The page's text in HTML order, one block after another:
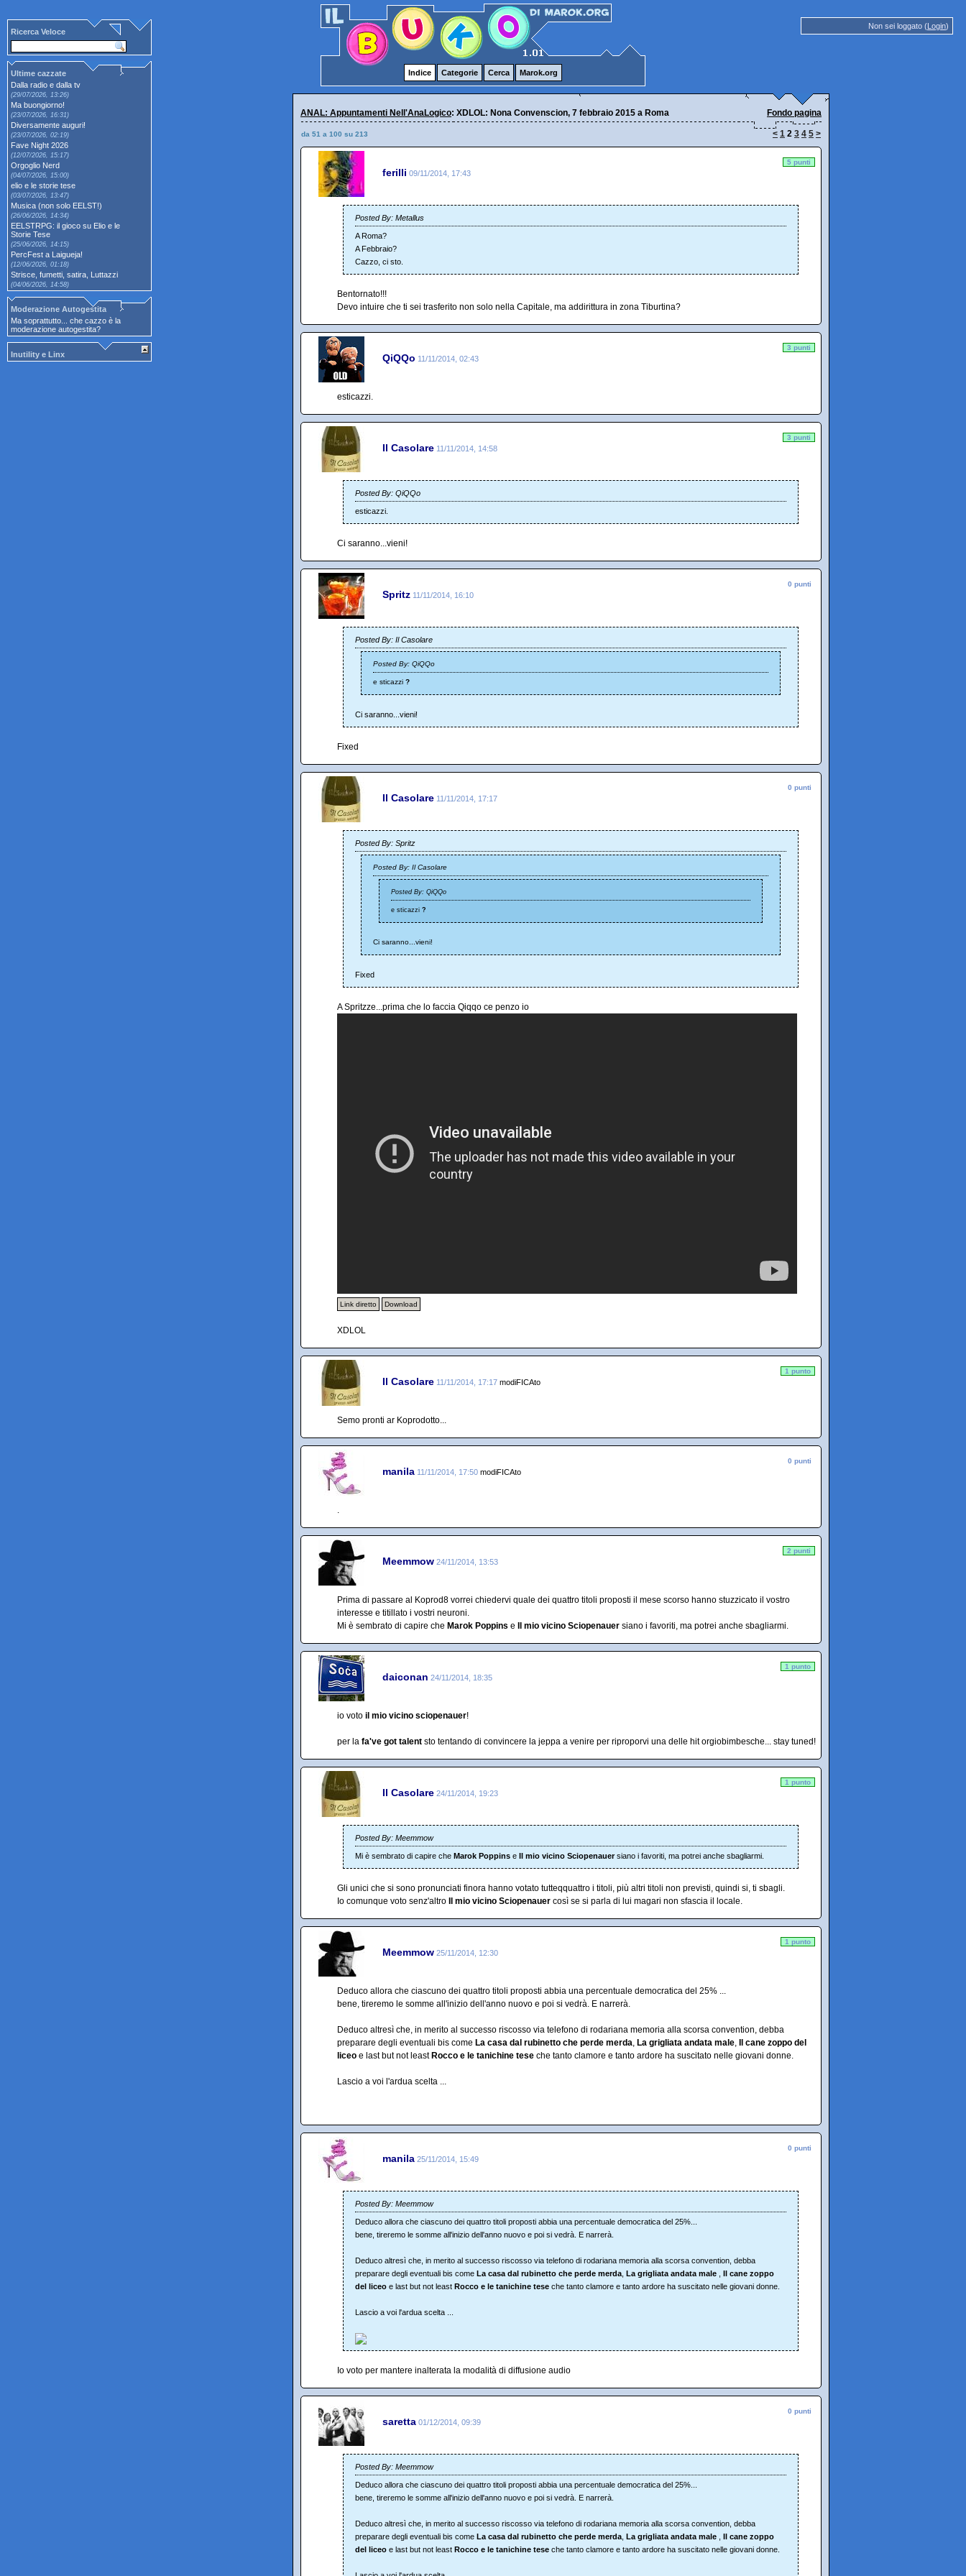
Non sei loggato (Login)
Indice Categorie Cerca Marok.org
Ricerca Veloce
Ultime cazzate
Dalla radio e dalla tv
(29/07/2026, 13:26)
Ma buongiorno!
(23/07/2026, 16:31)
Diversamente auguri!
(23/07/2026, 02:19)
Fave Night 2026
(12/07/2026, 15:17)
Orgoglio Nerd
(04/07/2026, 15:00)
elio e le storie tese
(03/07/2026, 13:47)
Musica (non solo EELST!)
(26/06/2026, 14:34)
EELSTRPG: il gioco su Elio e le
Storie Tese
(25/06/2026, 14:15)
PercFest a Laigueja!
(12/06/2026, 01:18)
Strisce, fumetti, satira, Luttazzi
(04/06/2026, 14:58)
Moderazione Autogestita
Ma soprattutto... che cazzo è la
moderazione autogestita?
Inutility e Linx
ANAL: Appuntamenti Nell'AnaLogico: XDLOL: Nona Convenscion, 7 febbraio 2015 a Roma Fondo pagina
da 51 a 100 su 213 < 1 2 3 4 5 >
ferilli 09/11/2014, 17:43
5 punti
Posted By: Metallus
A Roma?
A Febbraio?
Cazzo, ci sto.
Bentornato!!!
Devo intuire che ti sei trasferito non solo nella Capitale, ma addirittura in zona Tiburtina?
QiQQo 11/11/2014, 02:43
3 punti
esticazzi.
Il Casolare 11/11/2014, 14:58
3 punti
Posted By: QiQQo
esticazzi.
Ci saranno...vieni!
Spritz 11/11/2014, 16:10
0 punti
Posted By: Il Casolare
Posted By: QiQQo
e sticazzi ?
Ci saranno...vieni!
Fixed
Il Casolare 11/11/2014, 17:17
0 punti
Posted By: Spritz
Posted By: Il Casolare
Posted By: QiQQo
e sticazzi ?
Ci saranno...vieni!
Fixed
A Spritzze...prima che lo faccia Qiqqo ce penzo io
Link diretto Download
XDLOL
Il Casolare 11/11/2014, 17:17 modiFICAto
1 punto
Semo pronti ar Koprodotto...
manila 11/11/2014, 17:50 modiFICAto
0 punti
.
Meemmow 24/11/2014, 13:53
2 punti
Prima di passare al Koprod8 vorrei chiedervi quale dei quattro titoli proposti il mese scorso hanno stuzzicato il vostro
interesse e titillato i vostri neuroni.
Mi è sembrato di capire che Marok Poppins e Il mio vicino Sciopenauer siano i favoriti, ma potrei anche sbagliarmi.
daiconan 24/11/2014, 18:35
1 punto
io voto il mio vicino sciopenauer!
per la fa've got talent sto tentando di convincere la jeppa a venire per riproporvi una delle hit orgiobimbesche... stay tuned!
Il Casolare 24/11/2014, 19:23
1 punto
Posted By: Meemmow
Mi è sembrato di capire che Marok Poppins e Il mio vicino Sciopenauersiano i favoriti, ma potrei anche sbagliarmi.
Gli unici che si sono pronunciati finora hanno votato tutteqquattro i titoli, più altri titoli non previsti, quindi si, ti sbagli.
Io comunque voto senz'altro
Il mio vicino Sciopenauer così se si parla di lui magari non sfascia il locale.
Meemmow 25/11/2014, 12:30
1 punto
Deduco allora che ciascuno dei quattro titoli proposti abbia una percentuale democratica del 25% ...
bene, tireremo le somme all'inizio dell'anno nuovo e poi si vedrà. E narrerà.
Deduco altresì che, in merito al successo riscosso via telefono di rodariana memoria alla scorsa convention, debba
preparare degli eventuali bis come La casa dal rubinetto che perde merda, La grigliata andata male,
Il cane zoppo del
liceo e last but not least Rocco e le tanichine tese che tanto clamore e tanto ardore ha suscitato nelle giovani donne.
Lascio a voi l'ardua scelta ...
manila 25/11/2014, 15:49
0 punti
Posted By: Meemmow
Deduco allora che ciascuno dei quattro titoli proposti abbia una percentuale democratica del 25%...
bene, tireremo le somme all'inizio dell'anno nuovo e poi si vedrà. E narrerà.
Deduco altresì che, in merito al successo riscosso via telefono di rodariana memoria alla scorsa convention, debba
preparare degli eventuali bis come La casa dal rubinetto che perde merda La grigliata andata male
Il cane zoppo
del liceo e last but not least Rocco e le tanichine tese che tanto clamore e tanto ardore ha suscitato nelle giovani donne.
Lascio a voi l'ardua scelta ...
Io voto per mantere inalterata la modalità di diffusione audio
saretta 01/12/2014, 09:39
0 punti
Posted By: Meemmow
Deduco allora che ciascuno dei quattro titoli proposti abbia una percentuale democratica del 25%...
bene, tireremo le somme all'inizio dell'anno nuovo e poi si vedrà. E narrerà.
Deduco altresì che, in merito al successo riscosso via telefono di rodariana memoria alla scorsa convention, debba
preparare degli eventuali bis come La casa dal rubinetto che perde merda La grigliata andata male
Il cane zoppo
del liceo e last but not least Rocco e le tanichine tese che tanto clamore e tanto ardore ha suscitato nelle giovani donne.